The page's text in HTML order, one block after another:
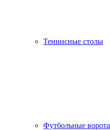
Теннисные столы
Футбольные ворота